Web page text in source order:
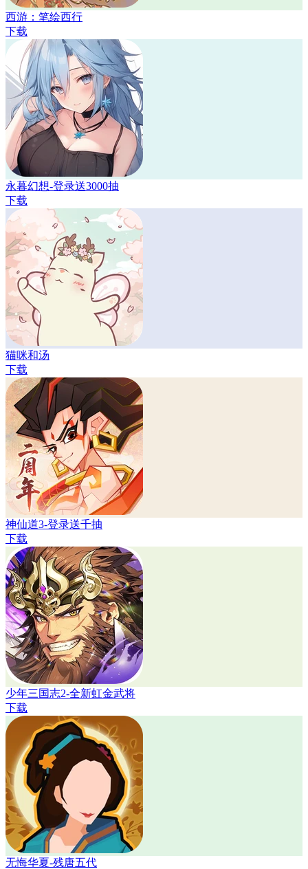
西游：笔绘西行
下载
永暮幻想-登录送3000抽
下载
猫咪和汤
下载
神仙道3-登录送千抽
下载
少年三国志2-全新虹金武将
下载
无悔华夏-残唐五代